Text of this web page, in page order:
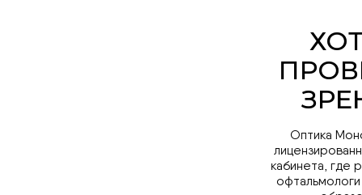
Оптика
кабинета, где